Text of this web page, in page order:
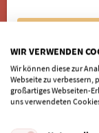
Entfernung:
Dr. Andre
Günstiger
WIR VERWENDEN
Wir können diese zur
Webseite zu verbessern,
großartiges Webseiten-
uns verwendeten